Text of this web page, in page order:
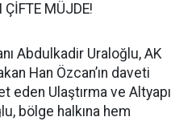
ÇİFTE MÜJDE!
Abdulkadir Uraloğlu, AK
Han Özcan’ın daveti
eden Ulaştırma ve Altyapı
bölge halkına hem